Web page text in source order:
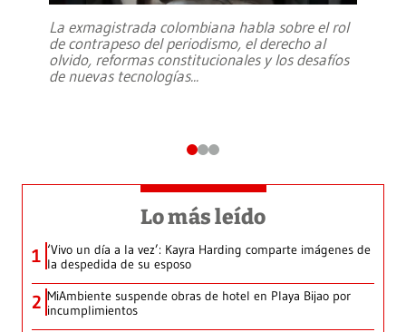
La exmagistrada colombiana habla sobre el rol
de contrapeso del periodismo, el derecho al
olvido, reformas constitucionales y los desafíos
de nuevas tecnologías...
Lo más leído
1 ‘Vivo un día a la vez’: Kayra Harding comparte imágenes de
la despedida de su esposo
2 MiAmbiente suspende obras de hotel en Playa Bijao por
incumplimientos